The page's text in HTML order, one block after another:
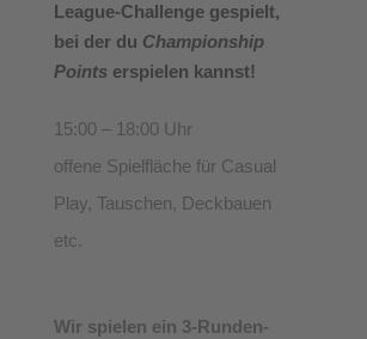
League-Challenge gespielt,
bei der du Championship
Points erspielen kannst!
15:00 – 18:00 Uhr
offene Spielfläche für Casual
Play, Tauschen, Deckbauen
etc.
Wir spielen ein 3-Runden-